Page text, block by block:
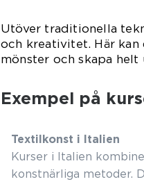
Utöver traditionella
och kreativitet. Här kan
mönster och skapa
Exempel på
Textilkonst i Italien
Kurser i Italien
konstnärliga metoder.